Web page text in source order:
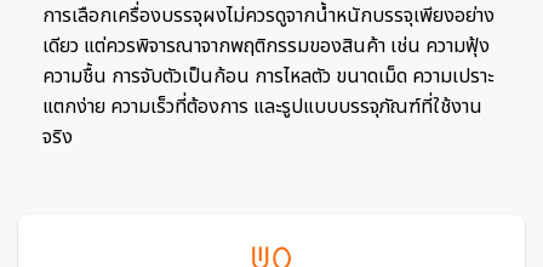
การเลือกเครื่องบรรจุผงไม่ควรดูจากน้ำหนักบรรจุเพียงอย่าง
เดียว แต่ควรพิจารณาจากพฤติกรรมของสินค้า เช่น ความฟุ้ง
ความชื้น การจับตัวเป็นก้อน การไหลตัว ขนาดเม็ด ความเปราะ
แตกง่าย ความเร็วที่ต้องการ และรูปแบบบรรจุภัณฑ์ที่ใช้งาน
จริง